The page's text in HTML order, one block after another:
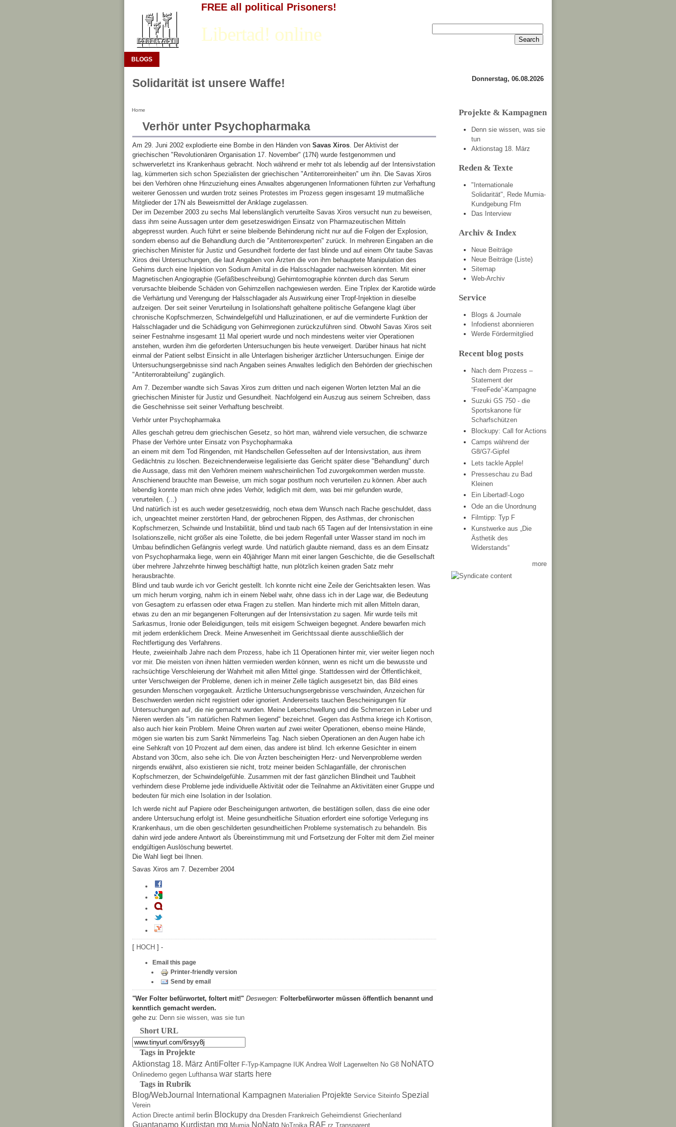
FREE all political Prisoners!
Libertad! online
BLOGS
Solidarität ist unsere Waffe! Donnerstag, 06.08.2026
Home
Verhör unter Psychopharmaka
Am 29. Juni 2002 explodierte eine Bombe in den Händen von Savas Xiros. Der Aktivist der
griechischen "Revolutionären Organisation 17. November" (17N) wurde festgenommen und
schwerverletzt ins Krankenhaus gebracht. Noch während er mehr tot als lebendig auf der Intensivstation
lag, kümmerten sich schon Spezialisten der griechischen "Antiterroreinheiten" um ihn. Die Savas Xiros
bei den Verhören ohne Hinzuziehung eines Anwaltes abgerungenen Informationen führten zur Verhaftung
weiterer Genossen und wurden trotz seines Protestes im Prozess gegen insgesamt 19 mutmaßliche
Mitglieder der 17N als Beweismittel der Anklage zugelassen.
Der im Dezember 2003 zu sechs Mal lebenslänglich verurteilte Savas Xiros versucht nun zu beweisen,
dass ihm seine Aussagen unter dem gesetzeswidrigen Einsatz von Pharmazeutischen Mitteln
abgepresst wurden. Auch führt er seine bleibende Behinderung nicht nur auf die Folgen der Explosion,
sondern ebenso auf die Behandlung durch die "Antiterrorexperten" zurück. In mehreren Eingaben an die
griechischen Minister für Justiz und Gesundheit forderte der fast blinde und auf einem Ohr taube Savas
Xiros drei Untersuchungen, die laut Angaben von Ärzten die von ihm behauptete Manipulation des
Gehirns durch eine Injektion von Sodium Amital in die Halsschlagader nachweisen könnten. Mit einer
Magnetischen Angiographie (Gefäßbeschreibung) Gehirntomographie könnten durch das Serum
verursachte bleibende Schäden von Gehirnzellen nachgewiesen werden. Eine Triplex der Karotide würde
die Verhärtung und Verengung der Halsschlagader als Auswirkung einer Tropf-Injektion in dieselbe
aufzeigen. Der seit seiner Verurteilung in Isolationshaft gehaltene politische Gefangene klagt über
chronische Kopfschmerzen, Schwindelgefühl und Halluzinationen, er auf die verminderte Funktion der
Halsschlagader und die Schädigung von Gehirnregionen zurückzuführen sind. Obwohl Savas Xiros seit
seiner Festnahme insgesamt 11 Mal operiert wurde und noch mindestens weiter vier Operationen
anstehen, wurden ihm die geforderten Untersuchungen bis heute verweigert. Darüber hinaus hat nicht
einmal der Patient selbst Einsicht in alle Unterlagen bisheriger ärztlicher Untersuchungen. Einige der
Untersuchungsergebnisse sind nach Angaben seines Anwaltes lediglich den Behörden der griechischen
"Antiterrorabteilung" zugänglich.
Am 7. Dezember wandte sich Savas Xiros zum dritten und nach eigenen Worten letzten Mal an die
griechischen Minister für Justiz und Gesundheit. Nachfolgend ein Auszug aus seinem Schreiben, dass
die Geschehnisse seit seiner Verhaftung beschreibt.
Verhör unter Psychopharmaka
Alles geschah getreu dem griechischen Gesetz, so hört man, während viele versuchen, die schwarze
Phase der Verhöre unter Einsatz von Psychopharmaka
an einem mit dem Tod Ringenden, mit Handschellen Gefesselten auf der Intensivstation, aus ihrem
Gedächtnis zu löschen. Bezeichnenderweise legalisierte das Gericht später diese "Behandlung" durch
die Aussage, dass mit den Verhören meinem wahrscheinlichen Tod zuvorgekommen werden musste.
Anschienend brauchte man Beweise, um mich sogar posthum noch verurteilen zu können. Aber auch
lebendig konnte man mich ohne jedes Verhör, lediglich mit dem, was bei mir gefunden wurde,
verurteilen. (...)
Und natürlich ist es auch weder gesetzeswidrig, noch etwa dem Wunsch nach Rache geschuldet, dass
ich, ungeachtet meiner zerstörten Hand, der gebrochenen Rippen, des Asthmas, der chronischen
Kopfschmerzen, Schwinde und Instabilität, blind und taub nach 65 Tagen auf der Intensivstation in eine
Isolationszelle, nicht größer als eine Toilette, die bei jedem Regenfall unter Wasser stand im noch im
Umbau befindlichen Gefängnis verlegt wurde. Und natürlich glaubte niemand, dass es an dem Einsatz
von Psychopharmaka liege, wenn ein 40jähriger Mann mit einer langen Geschichte, die die Gesellschaft
über mehrere Jahrzehnte hinweg beschäftigt hatte, nun plötzlich keinen graden Satz mehr
herausbrachte.
Blind und taub wurde ich vor Gericht gestellt. Ich konnte nicht eine Zeile der Gerichtsakten lesen. Was
um mich herum vorging, nahm ich in einem Nebel wahr, ohne dass ich in der Lage war, die Bedeutung
von Gesagtem zu erfassen oder etwa Fragen zu stellen. Man hinderte mich mit allen Mitteln daran,
etwas zu den an mir begangenen Folterungen auf der Intensivstation zu sagen. Mir wurde teils mit
Sarkasmus, Ironie oder Beleidigungen, teils mit eisigem Schweigen begegnet. Andere bewarfen mich
mit jedem erdenklichem Dreck. Meine Anwesenheit im Gerichtssaal diente ausschließlich der
Rechtfertigung des Verfahrens.
Heute, zweieinhalb Jahre nach dem Prozess, habe ich 11 Operationen hinter mir, vier weiter liegen noch
vor mir. Die meisten von ihnen hätten vermieden werden können, wenn es nicht um die bewusste und
rachsüchtige Verschleierung der Wahrheit mit allen Mittel ginge. Stattdessen wird der Öffentlichkeit,
unter Verschweigen der Probleme, denen ich in meiner Zelle täglich ausgesetzt bin, das Bild eines
gesunden Menschen vorgegaukelt. Ärztliche Untersuchungsergebnisse verschwinden, Anzeichen für
Beschwerden werden nicht registriert oder ignoriert. Andererseits tauchen Bescheinigungen für
Untersuchungen auf, die nie gemacht wurden. Meine Leberschwellung und die Schmerzen in Leber und
Nieren werden als "im natürlichen Rahmen liegend" bezeichnet. Gegen das Asthma kriege ich Kortison,
also auch hier kein Problem. Meine Ohren warten auf zwei weiter Operationen, ebenso meine Hände,
mögen sie warten bis zum Sankt Nimmerleins Tag. Nach sieben Operationen an den Augen habe ich
eine Sehkraft von 10 Prozent auf dem einen, das andere ist blind. Ich erkenne Gesichter in einem
Abstand von 30cm, also sehe ich. Die von Ärzten bescheinigten Herz- und Nervenprobleme werden
nirgends erwähnt, also existieren sie nicht, trotz meiner beiden Schlaganfälle, der chronischen
Kopfschmerzen, der Schwindelgefühle. Zusammen mit der fast gänzlichen Blindheit und Taubheit
verhindern diese Probleme jede individuelle Aktivität oder die Teilnahme an Aktivitäten einer Gruppe und
bedeuten für mich eine Isolation in der Isolation.
Ich werde nicht auf Papiere oder Bescheinigungen antworten, die bestätigen sollen, dass die eine oder
andere Untersuchung erfolgt ist. Meine gesundheitliche Situation erfordert eine sofortige Verlegung ins
Krankenhaus, um die oben geschilderten gesundheitlichen Probleme systematisch zu behandeln. Bis
dahin wird jede andere Antwort als Übereinstimmung mit und Fortsetzung der Folter mit dem Ziel meiner
endgültigen Auslöschung bewertet.
Die Wahl liegt bei Ihnen.
Savas Xiros am 7. Dezember 2004
[ HOCH ] -
Email this page
Printer-friendly version
Send by email
"Wer Folter befürwortet, foltert mit!" Deswegen: Folterbefürworter müssen öffentlich benannt und
kenntlich gemacht werden.
gehe zu: Denn sie wissen, was sie tun
Short URL
Tags in Projekte
Aktionstag 18. März AntiFolter F-Typ-Kampagne IUK Andrea Wolf Lagerwelten No G8 NoNATO
Onlinedemo gegen Lufthansa war starts here
Tags in Rubrik
Blog/WebJournal International Kampagnen Materialien Projekte Service Siteinfo Spezial
Verein
Action Directe antimil berlin Blockupy dna Dresden Frankreich Geheimdienst Griechenland
Guantanamo Kurdistan mg Mumia NoNato NoTroika RAF rz Transparent
Projekte & Kampagnen
Denn sie wissen, was sie
tun
Aktionstag 18. März
Reden & Texte
"Internationale
Solidarität", Rede Mumia-
Kundgebung Ffm
Das Interview
Archiv & Index
Neue Beiträge
Neue Beiträge (Liste)
Sitemap
Web-Archiv
Service
Blogs & Journale
Infodienst abonnieren
Werde Fördermitglied
Recent blog posts
Nach dem Prozess –
Statement der
“FreeFede”-Kampagne
Suzuki GS 750 - die
Sportskanone für
Scharfschützen
Blockupy: Call for Actions
Camps während der
G8/G7-Gipfel
Lets tackle Apple!
Presseschau zu Bad
Kleinen
Ein Libertad!-Logo
Ode an die Unordnung
Filmtipp: Typ F
Kunstwerke aus „Die
Ästhetik des
Widerstands“
more